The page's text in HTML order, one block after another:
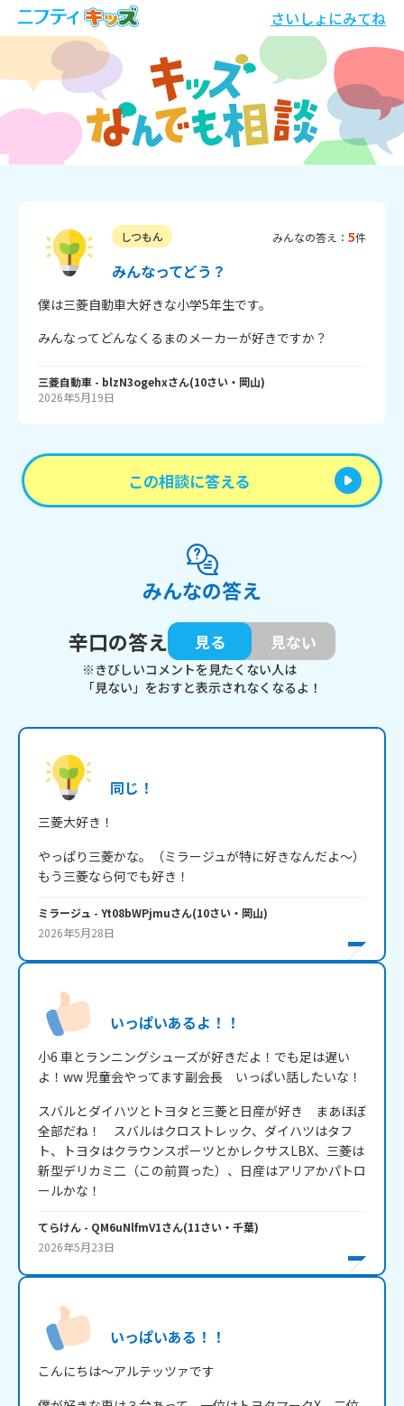
さいしょにみてね
しつもん みんなの答え： 5件
みんなってどう？
僕は三菱自動車大好きな小学5年生です。
みんなってどんなくるまのメーカーが好きですか？
三菱自動車 - blzN3ogehxさん(10さい・ 岡山)
2026年5月19日
この相談に答える
みんなの答え
辛口の答え
見る 見ない
※きびしいコメントを見たくない人は
「見ない」をおすと表示されなくなるよ！
同じ！
三菱大好き！
やっぱり三菱かな。（ミラージュが特に好きなんだよ～）
もう三菱なら何でも好き！
ミラージュ - Yt08bWPjmuさん(10さい・ 岡山)
2026年5月28日
いっぱいあるよ！！
小6 車とランニングシューズが好きだよ！でも足は遅い
よ！ww 児童会やってます副会長　いっぱい話したいな！
スバルとダイハツとトヨタと三菱と日産が好き　まあほぼ
全部だね！　スバルはクロストレック、ダイハツはタフ
ト、トヨタはクラウンスポーツとかレクサスLBX、三菱は
新型デリカミ二（この前買った）、日産はアリアかパトロ
ールかな！
てらけん - QM6uNlfmV1さん(11さい・ 千葉)
2026年5月23日
いっぱいある！！
こんにちは～アルテッツァです